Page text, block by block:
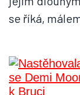
se říká,